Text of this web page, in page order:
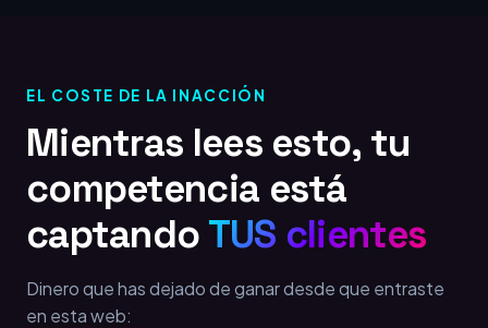
EL COSTE DE LA INACCIÓN
Mientras lees esto, tu
competencia está
captando TUS clientes
Dinero que has dejado de ganar desde que entraste
en esta web: